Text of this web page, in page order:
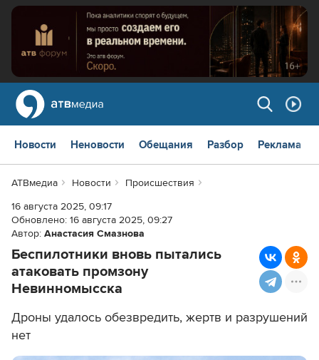
Новости Неновости Обещания Разбор Реклама
АТВмедиа Новости
Происшествия
16 августа 2025, 09:17
Обновлено: 16 августа 2025, 09:27
Автор: Анастасия Смазнова
Беспилотники вновь пытались
атаковать промзону
Невинномысска
Дроны удалось обезвредить, жертв и разрушений
нет